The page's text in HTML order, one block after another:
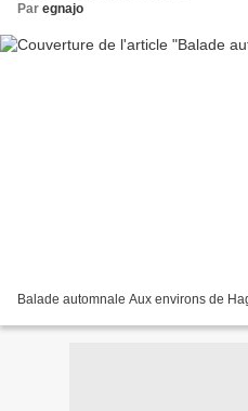
Par egnajo
Balade automnale Aux environs de